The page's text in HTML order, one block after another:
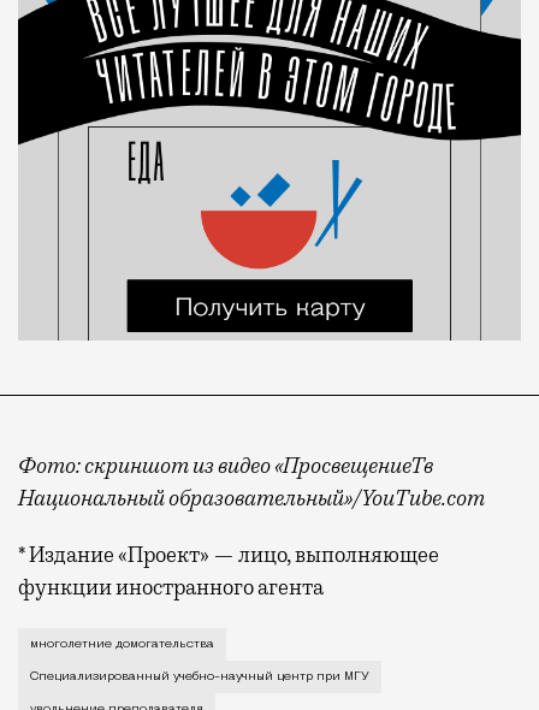
Фото: скриншот из видео «ПросвещениеТв
Национальный образовательный»/YouTube.com
* Издание «Проект» — лицо, выполняющее
функции иностранного агента
многолетние домогательства
Специализированный учебно-научный центр при МГУ